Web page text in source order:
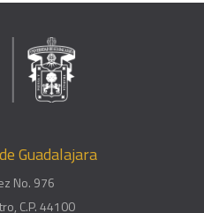
Guadalajara
No. 976
C.P. 44100